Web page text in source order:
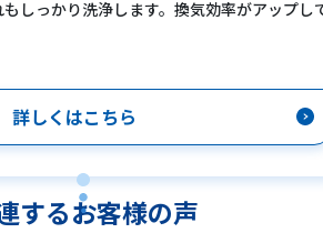
しっかり洗浄します。換気効率がアップし
詳しくはこちら
するお客様の声